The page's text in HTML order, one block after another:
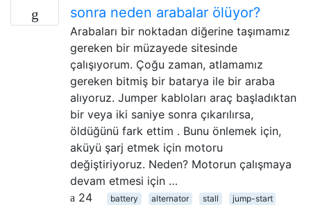
sonra neden arabalar ölüyor?
Arabaları bir noktadan diğerine taşımamız
gereken bir müzayede sitesinde
çalışıyorum. Çoğu zaman, atlamamız
gereken bitmiş bir batarya ile bir araba
alıyoruz. Jumper kabloları araç başladıktan
bir veya iki saniye sonra çıkarılırsa,
öldüğünü fark ettim . Bunu önlemek için,
aküyü şarj etmek için motoru
değiştiriyoruz. Neden? Motorun çalışmaya
devam etmesi için …
24
battery alternator stall jump-start